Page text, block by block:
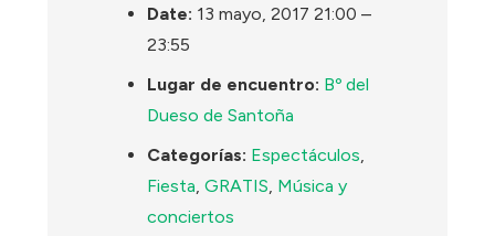
Date: 13 mayo, 2017 21:00 –
23:55
Lugar de encuentro: Bº del
Dueso de Santoña
Categorías: Espectáculos
Fiesta ,GRATIS Música y
conciertos